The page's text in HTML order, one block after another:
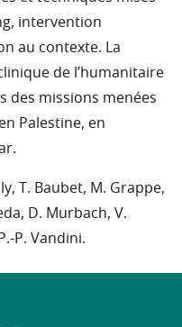
intervention
au contexte. La
de l’humanitaire
des missions menées
Palestine, en
T. Baubet, M. Grappe,
D. Murbach, V.
P. Vandini.